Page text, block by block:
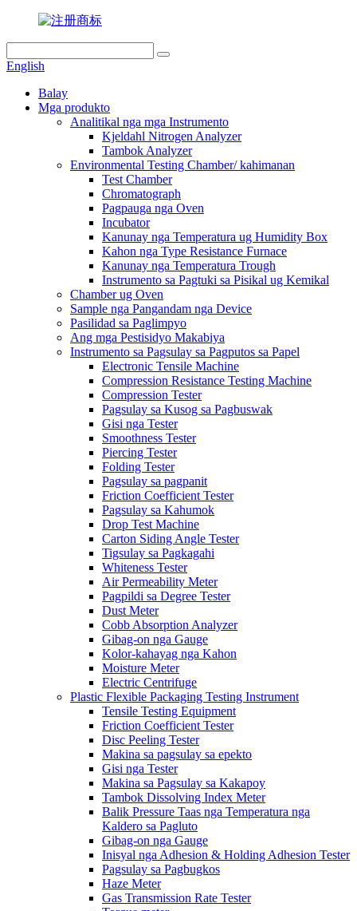
English
Balay
Mga produkto
Analitikal nga mga Instrumento
Kjeldahl Nitrogen Analyzer
Tambok Analyzer
Environmental Testing Chamber/ kahimanan
Test Chamber
Chromatograph
Pagpauga nga Oven
Incubator
Kanunay nga Temperatura ug Humidity Box
Kahon nga Type Resistance Furnace
Kanunay nga Temperatura Trough
Instrumento sa Pagtuki sa Pisikal ug Kemikal
Chamber ug Oven
Sample nga Pangandam nga Device
Pasilidad sa Paglimpyo
Ang mga Pestisidyo Makabiya
Instrumento sa Pagsulay sa Pagputos sa Papel
Electronic Tensile Machine
Compression Resistance Testing Machine
Compression Tester
Pagsulay sa Kusog sa Pagbuswak
Gisi nga Tester
Smoothness Tester
Piercing Tester
Folding Tester
Pagsulay sa pagpanit
Friction Coefficient Tester
Pagsulay sa Kahumok
Drop Test Machine
Carton Siding Angle Tester
Tigsulay sa Pagkagahi
Whiteness Tester
Air Permeability Meter
Pagpildi sa Degree Tester
Dust Meter
Cobb Absorption Analyzer
Gibag-on nga Gauge
Kolor-kahayag nga Kahon
Moisture Meter
Electric Centrifuge
Plastic Flexible Packaging Testing Instrument
Tensile Testing Equipment
Friction Coefficient Tester
Disc Peeling Tester
Makina sa pagsulay sa epekto
Gisi nga Tester
Makina sa Pagsulay sa Kakapoy
Tambok Dissolving Index Meter
Balik Pressure Taas nga Temperatura nga
Kaldero sa Pagluto
Gibag-on nga Gauge
Inisyal nga Adhesion & Holding Adhesion Tester
Pagsulay sa Pagbugkos
Haze Meter
Gas Transmission Rate Tester